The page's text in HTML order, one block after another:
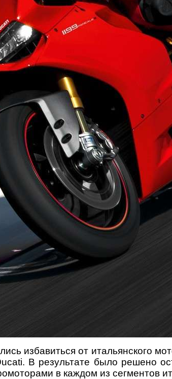
избавиться от итальянского
В результате было решено
в каждом из сегментов